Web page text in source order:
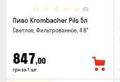
(0)
Пиво Krombacher Pils 5л
Светлое, Фильтрованное, 4.8°
847,00
грн за 1 шт